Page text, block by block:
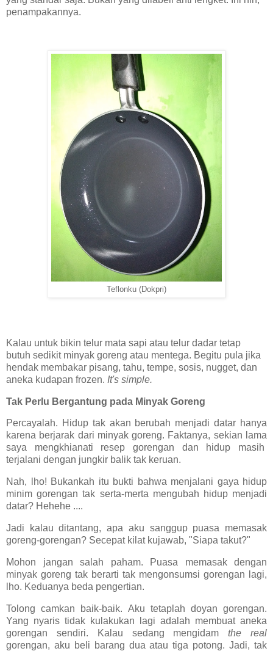
penampakannya.
Teflonku (Dokpri)
Kalau untuk bikin telur mata sapi atau telur dadar tetap
butuh sedikit minyak goreng atau mentega. Begitu pula jika
hendak membakar pisang, tahu, tempe, sosis, nugget, dan
aneka kudapan frozen. It's simple.
Tak Perlu Bergantung pada Minyak Goreng
Percayalah. Hidup tak akan berubah menjadi datar hanya
karena berjarak dari minyak goreng. Faktanya, sekian lama
saya mengkhianati resep gorengan dan hidup masih
terjalani dengan jungkir balik tak keruan.
Nah, lho! Bukankah itu bukti bahwa menjalani gaya hidup
minim gorengan tak serta-merta mengubah hidup menjadi
datar? Hehehe ....
Jadi kalau ditantang, apa aku sanggup puasa memasak
goreng-gorengan? Secepat kilat kujawab, "Siapa takut?"
Mohon jangan salah paham. Puasa memasak dengan
minyak goreng tak berarti tak mengonsumsi gorengan lagi,
lho. Keduanya beda pengertian.
Tolong camkan baik-baik. Aku tetaplah doyan gorengan.
Yang nyaris tidak kulakukan lagi adalah membuat aneka
gorengan sendiri. Kalau sedang mengidamthe real
gorengan, aku beli barang dua atau tiga potong. Jadi, tak